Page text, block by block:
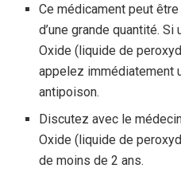
Ce médicament peut
d’une grande quantité.
Oxide (liquide de
appelez immédiatement
antipoison.
Discutez avec le
Oxide (liquide de
de moins de 2 ans.